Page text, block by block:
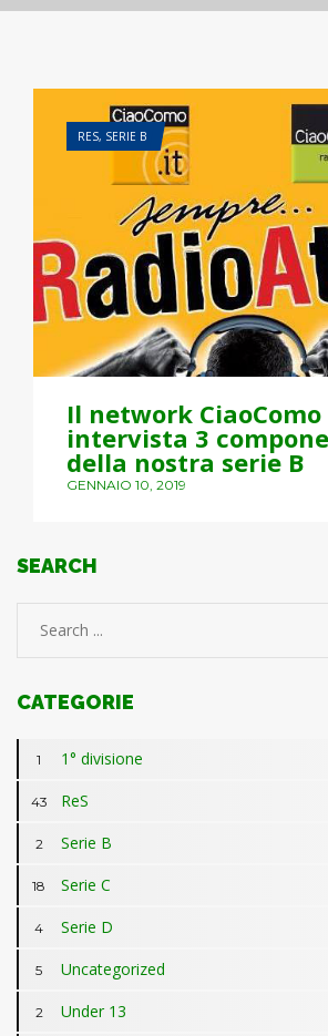
RES, SERIE B
Il network CiaoComo
intervista 3
della nostra serie B
GENNAIO 10, 2019
SEARCH
CATEGORIE
1 1° divisione
43 ReS
2 Serie B
18 Serie C
4 Serie D
5 Uncategorized
2 Under 13